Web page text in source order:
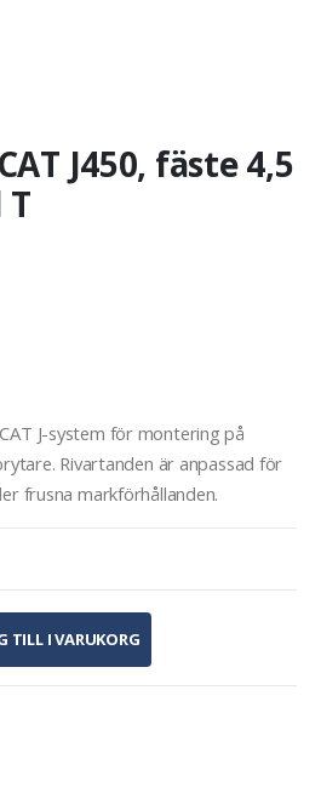
J450, fäste 4,5
J-system för montering på
Rivartanden är anpassad för
frusna markförhållanden.
TILL I VARUKORG